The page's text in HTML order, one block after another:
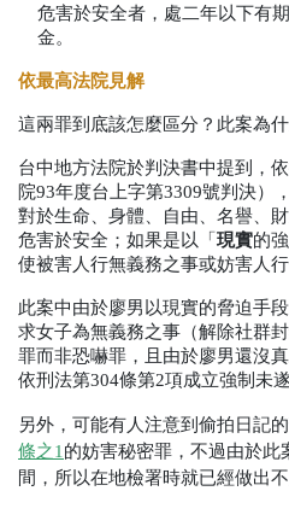
危害於安全者，處二年以下有
金。
依最高法院見解
這兩罪到底該怎麼區分？此案為
台中地方法院於判決書中提到，
院93年度台上字第3309號判決）
對於生命、身體、自由、名譽、
危害於安全；如果是以「 現實的
使被害人行無義務之事或妨害人
此案中由於廖男以現實的脅迫手
求女子為無義務之事（解除社群
罪而非恐嚇罪，且由於廖男還沒
依刑法第304條第2項成立強制未遂
另外，可能有人注意到偷拍日記
條之1 的妨害秘密罪，不過由於此
間，所以在地檢署時就已經做出不